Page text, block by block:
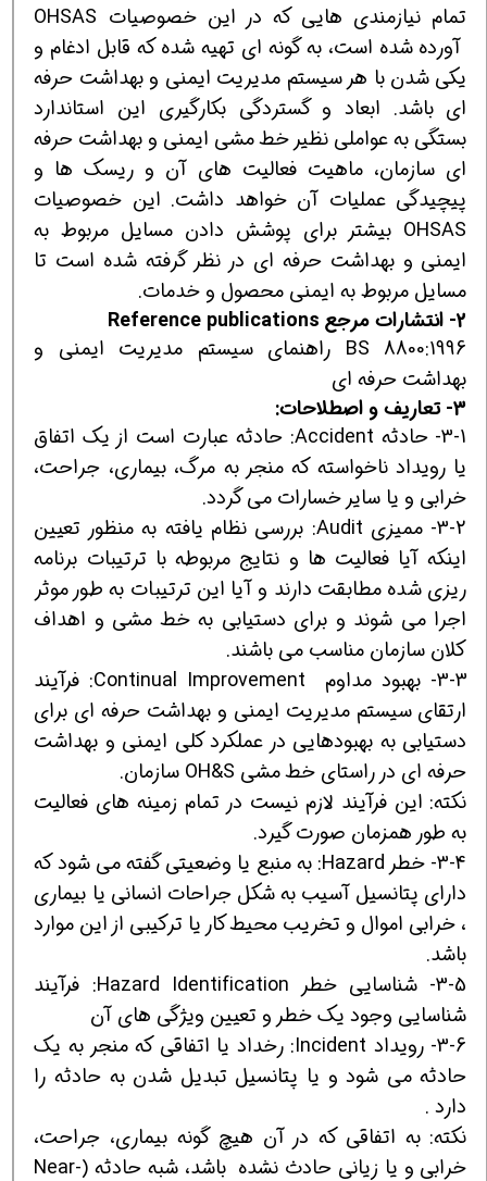
تمام نیازمندی هایی که در این خصوصیات OHSAS
آورده شده است، به گونه ای تهیه شده که قابل ادغام و
یکی شدن با هر سیستم مدیریت ایمنی و بهداشت حرفه
ای باشد. ابعاد و گستردگی بکارگیری این استاندارد
بستگی به عواملی نظیر خط مشی ایمنی و بهداشت حرفه
ای سازمان، ماهیت فعالیت های آن و ریسک ها و
پیچیدگی عملیات آن خواهد داشت. این خصوصیات
OHSAS بیشتر برای پوشش دادن مسایل مربوط به
ایمنی و بهداشت حرفه ای در نظر گرفته شده است تا
مسایل مربوط به ایمنی محصول و خدمات.
2- انتشارات مرجع Reference publications
BS 8800:1996 راهنمای سیستم مدیریت ایمنی و
بهداشت حرفه ای
3- تعاریف و اصطلاحات:
3-1- حادثه Accident‌: حادثه عبارت است از یک اتفاق
یا رویداد ناخواسته که منجر به مرگ، بیماری، جراحت،
خرابی و یا سایر خسارات می گردد.
3-2- ممیزی Audit: بررسی نظام یافته به منظور تعیین
اینکه آیا فعالیت ها و نتایج مربوطه با ترتیبات برنامه
ریزی شده مطابقت دارند و آیا این ترتیبات به طور موثر
اجرا می شوند و برای دستیابی به خط مشی و اهداف
کلان سازمان مناسب می باشند.
3-3- بهبود مداوم Continual Improvement: فرآیند
ارتقای سیستم مدیریت ایمنی و بهداشت حرفه ای برای
دستیابی به بهبودهایی در عملکرد کلی ایمنی و بهداشت
حرفه ای در راستای خط مشی OH&S سازمان.
نکته: این فرآیند لازم نیست در تمام زمینه های فعالیت
به طور همزمان صورت گیرد.
3-4- خطر Hazard: به منبع یا وضعیتی گفته می شود که
دارای پتانسیل آسیب به شکل جراحات انسانی یا بیماری
، خرابی اموال و تخریب محیط کار یا ترکیبی از این موارد
باشد.
3-5- شناسایی خطر Hazard Identification: فرآیند
شناسایی وجود یک خطر و تعیین ویژگی های آن
3-6- رویداد Incident: رخداد یا اتفاقی که منجر به یک
حادثه می شود و یا پتانسیل تبدیل شدن به حادثه را
دارد .
نکته: به اتفاقی که در آن هیچ گونه بیماری، جراحت،
خرابی و یا زیانی حادث نشده باشد، شبه حادثه (Near-